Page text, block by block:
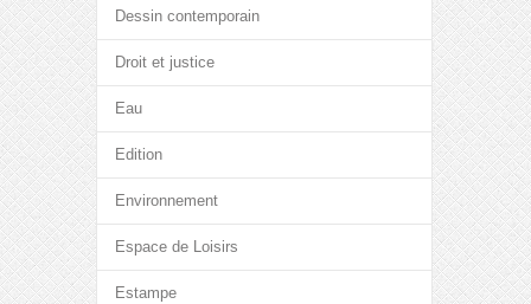
Dessin contemporain
Droit et justice
Eau
Edition
Environnement
Espace de Loisirs
Estampe